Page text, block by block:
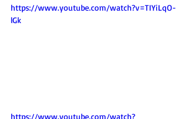
https://www.youtube.com/watch?v=TIYiLqO-
lGk
https://www.youtube.com/watch?